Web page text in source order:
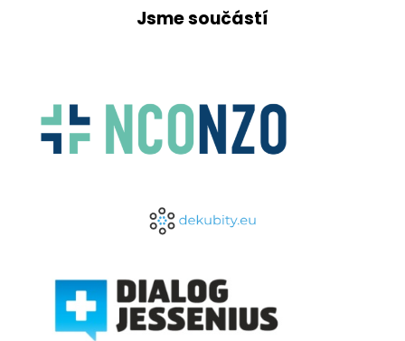
Jsme součástí